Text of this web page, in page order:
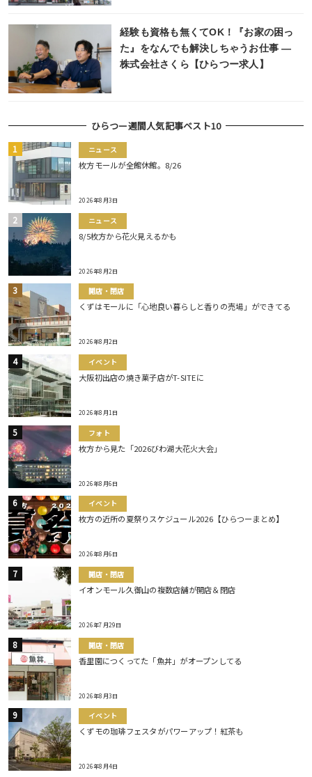
経験も資格も無くてOK！『お家の困っ
た』をなんでも解決しちゃうお仕事 ―
株式会社さくら【ひらつー求人】
ひらつー週間人気記事ベスト10
ニュース
枚方モールが全館休館。8/26
2026年8月3日
ニュース
8/5枚方から花火見えるかも
2026年8月2日
開店・閉店
くずはモールに「心地良い暮らしと香りの売場」ができてる
2026年8月2日
イベント
大阪初出店の焼き菓子店がT-SITEに
2026年8月1日
フォト
枚方から見た「2026びわ湖大花火大会」
2026年8月6日
イベント
枚方の近所の夏祭りスケジュール2026【ひらつーまとめ】
2026年8月6日
開店・閉店
イオンモール久御山の複数店舗が開店＆閉店
2026年7月29日
開店・閉店
香里園につくってた「魚丼」がオープンしてる
2026年8月3日
イベント
くずモの珈琲フェスタがパワーアップ！紅茶も
2026年8月4日